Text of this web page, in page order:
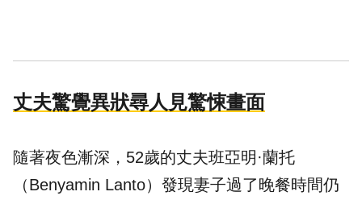
丈夫驚覺異狀尋人見驚悚畫面
隨著夜色漸深，52歲的丈夫班亞明·蘭托
（Benyamin Lanto）發現妻子過了晚餐時間仍